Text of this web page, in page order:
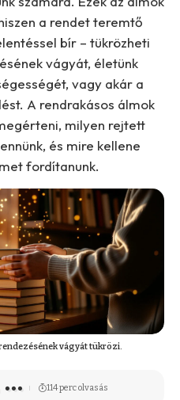
a rendet teremtő
bír – tükrözheti
vágyát, életünk
vagy akár a
A rendrakásos álmok
milyen rejtett
és mire kellene
fordítanunk.
vágyát tükrözi.
114 perc olvasás